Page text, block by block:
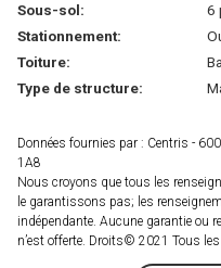
Sous-sol:
6
Stationnement:
Toiture:
Type de structure:
Données fournies par : Centris -
1A8
Nous croyons que tous les
le garantissons pas; les
indépendante. Aucune garantie ou
n’est offerte. Droits© 2021 Tous